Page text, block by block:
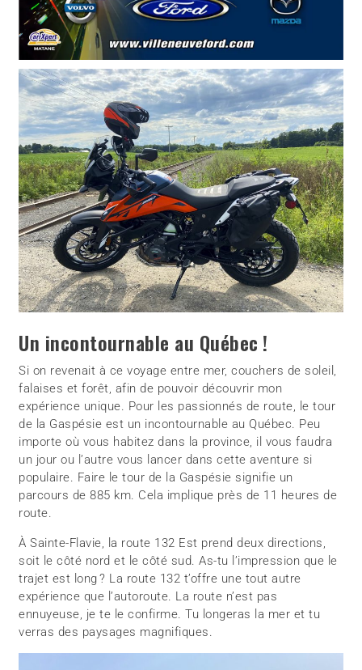
Un incontournable au Québec !
Si on revenait à ce voyage entre mer, couchers de soleil,
falaises et forêt, afin de pouvoir découvrir mon
expérience unique. Pour les passionnés de route, le tour
de la Gaspésie est un incontournable au Québec. Peu
importe où vous habitez dans la province, il vous faudra
un jour ou l’autre vous lancer dans cette aventure si
populaire. Faire le tour de la Gaspésie signifie un
parcours de 885 km. Cela implique près de 11 heures de
route.
À Sainte-Flavie, la route 132 Est prend deux directions,
soit le côté nord et le côté sud. As-tu l’impression que le
trajet est long ? La route 132 t’offre une tout autre
expérience que l’autoroute. La route n’est pas
ennuyeuse, je te le confirme. Tu longeras la mer et tu
verras des paysages magnifiques.